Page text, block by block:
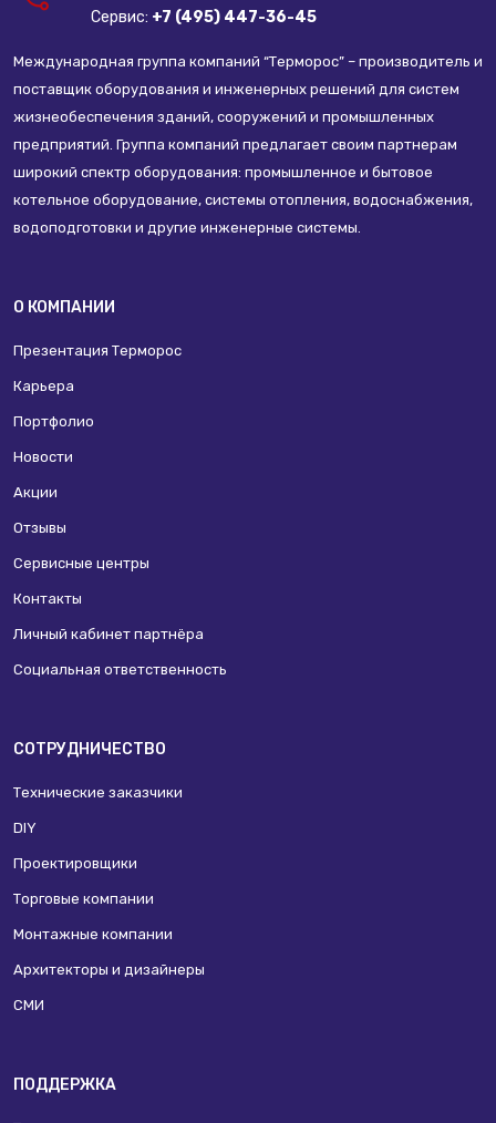
Сервис: +7 (495) 447-36-45
Международная группа компаний “Терморос” – производитель и
поставщик оборудования и инженерных решений для систем
жизнеобеспечения зданий, сооружений и промышленных
предприятий. Группа компаний предлагает своим партнерам
широкий спектр оборудования: промышленное и бытовое
котельное оборудование, системы отопления, водоснабжения,
водоподготовки и другие инженерные системы.
О КОМПАНИИ
Презентация Терморос
Карьера
Портфолио
Новости
Акции
Отзывы
Сервисные центры
Контакты
Личный кабинет партнёра
Социальная ответственность
СОТРУДНИЧЕСТВО
Технические заказчики
DIY
Проектировщики
Торговые компании
Монтажные компании
Архитекторы и дизайнеры
СМИ
ПОДДЕРЖКА